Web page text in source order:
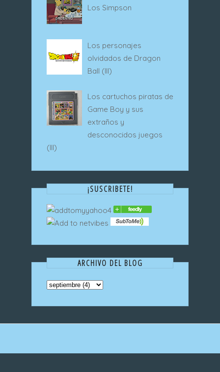
Los Simpson
Los personajes
olvidados de Dragon
Ball (III)
Los cartuchos piratas de
Game Boy y sus
extraños y
desconocidos juegos
(III)
¡SUSCRIBETE!
ARCHIVO DEL BLOG